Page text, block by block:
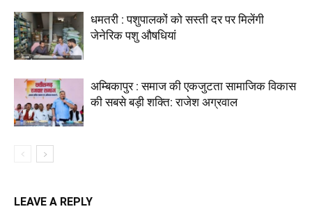
धमतरी : पशुपालकों को सस्ती दर पर मिलेंगी
जेनेरिक पशु औषधियां
अम्बिकापुर : समाज की एकजुटता सामाजिक विकास
की सबसे बड़ी शक्ति: राजेश अग्रवाल
LEAVE A REPLY